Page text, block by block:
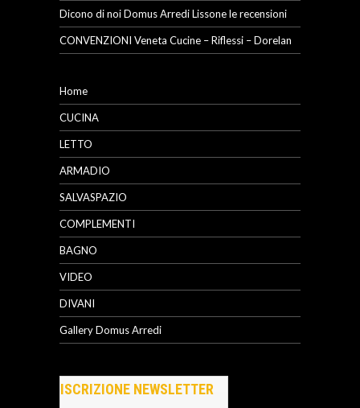
Dicono di noi Domus Arredi Lissone le recensioni
CONVENZIONI Veneta Cucine – Riflessi – Dorelan
Home
CUCINA
LETTO
ARMADIO
SALVASPAZIO
COMPLEMENTI
BAGNO
VIDEO
DIVANI
Gallery Domus Arredi
ISCRIZIONE NEWSLETTER